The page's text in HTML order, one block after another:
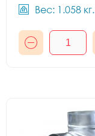
Вес: 1.058 кг.